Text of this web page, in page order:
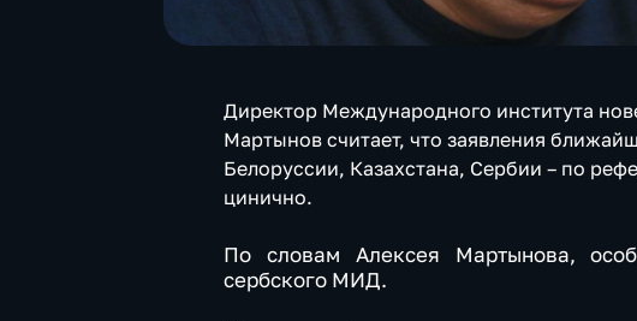
Директор Международного института
Мартынов считает, что заявления
Белоруссии, Казахстана, Сербии – по
цинично.
По словам Алексея Мартынова,
сербского МИД.